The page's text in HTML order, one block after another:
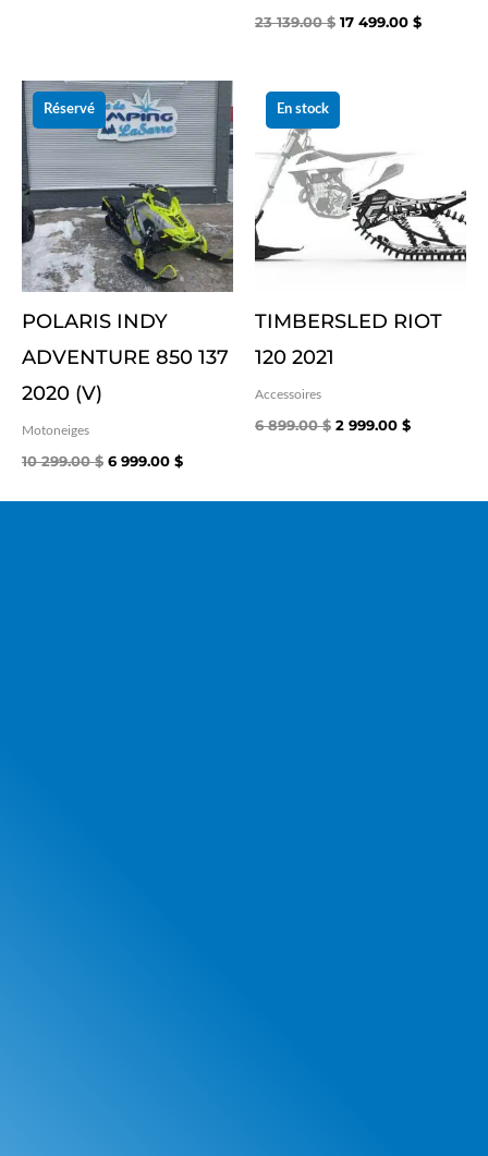
23 139.00$ 17 499.00 $
Réservé
POLARIS INDY
ADVENTURE 850 137
2020 (V)
Motoneiges
10 299.00$
Le
prix
initial
était :
10 299.00 $.
6 999.00 $
Le
prix
actuel
est :
6 999.00 $.
En stock
TIMBERSLED RIOT
120 2021
Accessoires
6 899.00$
Le
initial
6 899.00 $.
2 999.00 $